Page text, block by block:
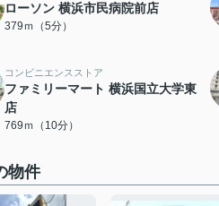
ローソン 横浜市民病院前店
379ｍ（5分）
コンビニエンスストア
ファミリーマート 横浜国立大学東
店
769ｍ（10分）
物件